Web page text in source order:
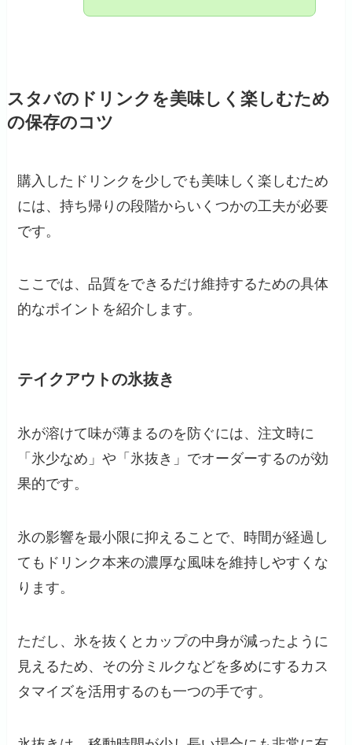
スタバのドリンクを美味しく楽しむため
の保存のコツ
購入したドリンクを少しでも美味しく楽しむため
には、持ち帰りの段階からいくつかの工夫が必要
です。
ここでは、品質をできるだけ維持するための具体
的なポイントを紹介します。
テイクアウトの氷抜き
氷が溶けて味が薄まるのを防ぐには、注文時に
「氷少なめ」や「氷抜き」でオーダーするのが効
果的です。
氷の影響を最小限に抑えることで、時間が経過し
てもドリンク本来の濃厚な風味を維持しやすくな
ります。
ただし、氷を抜くとカップの中身が減ったように
見えるため、その分ミルクなどを多めにするカス
タマイズを活用するのも一つの手です。